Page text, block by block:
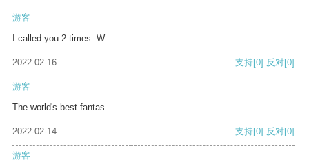
游客
I called you 2 times. W
2022-02-16 支持[0] 反对[0]
游客
The world's best fantas
2022-02-14 支持[0] 反对[0]
游客